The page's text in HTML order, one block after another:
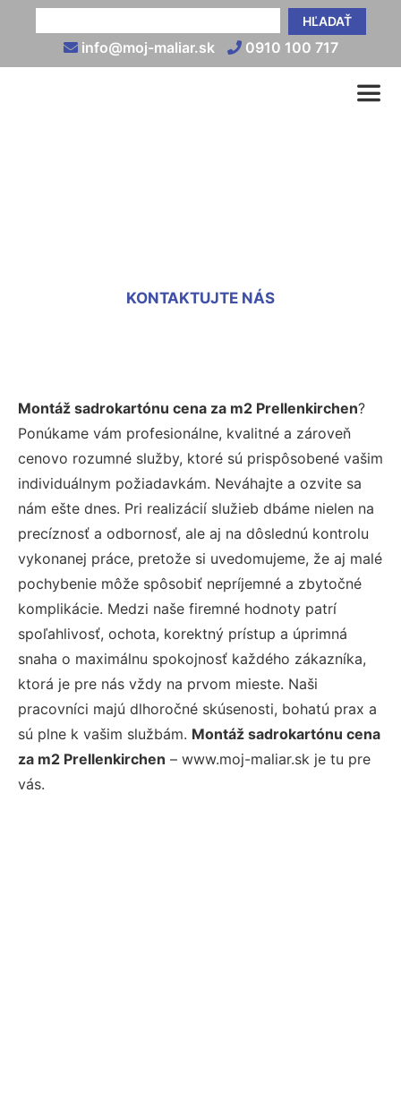
HĽADAŤ
info@moj-maliar.sk 0910 100 717
KONTAKTUJTE NÁS
Montáž sadrokartónu cena za m2 Prellenkirchen?
Ponúkame vám profesionálne, kvalitné a zároveň
cenovo rozumné služby, ktoré sú prispôsobené vašim
individuálnym požiadavkám. Neváhajte a ozvite sa
nám ešte dnes. Pri realizácií služieb dbáme nielen na
precíznosť a odbornosť, ale aj na dôslednú kontrolu
vykonanej práce, pretože si uvedomujeme, že aj malé
pochybenie môže spôsobiť nepríjemné a zbytočné
komplikácie. Medzi naše firemné hodnoty patrí
spoľahlivosť, ochota, korektný prístup a úprimná
snaha o maximálnu spokojnosť každého zákazníka,
ktorá je pre nás vždy na prvom mieste. Naši
pracovníci majú dlhoročné skúsenosti, bohatú prax a
sú plne k vašim službám. Montáž sadrokartónu cena
za m2 Prellenkirchen – www.moj-maliar.sk je tu pre
vás.